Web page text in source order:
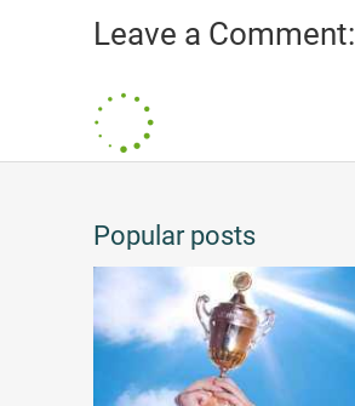
Leave a Comment:
Popular posts